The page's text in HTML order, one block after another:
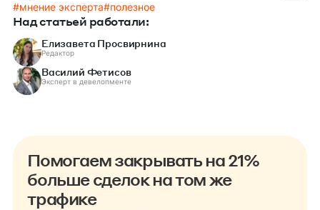
#мнение эксперта#полезное
Над статьей работали:
Елизавета Просвирнина
Редактор
Василий Фетисов
Эксперт в девелопменте
Помогаем закрывать на 21%
больше сделок на том же
трафике